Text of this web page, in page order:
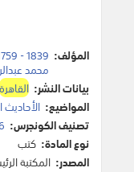
المؤلف: 1839 - 1759 محمد بن علي شوكاني
محمد
بيانات النشر: القاهرة
المواضيع:
تصنيف الكونجرس:
نوع المادة: كتب
المصدر: المكتبة